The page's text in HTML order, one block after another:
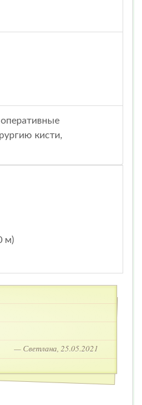
кисти,
м)
— Светлана, 25.05.2021